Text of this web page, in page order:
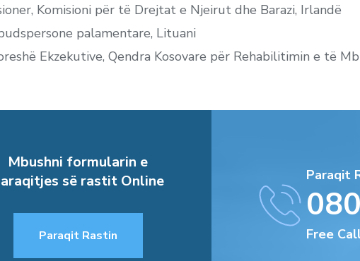
Komisioni për të Drejtat e Njeirut dhe Barazi, Irlandë
palamentare, Lituani
Ekzekutive, Qendra Kosovare për Rehabilitimin e të
Mbushni formularin e
së rastit Online
Paraqit Rastin
Paraqit
Free